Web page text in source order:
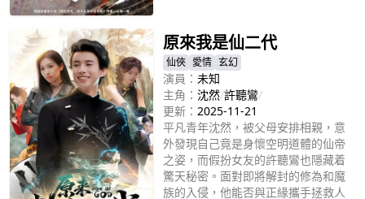
原來我是仙二代
仙俠 愛情 玄幻
演員： 未知
主角： 沈然/許聽鸞/
更新： 2025-11-21
平凡青年沈然，被父母安排相親，意
外發現自己竟是身懷空明道體的仙帝
之姿，而假扮女友的許聽鸞也隱藏着
驚天秘密。面對即將解封的修為和魔
族的入侵，他能否與正緣攜手拯救人